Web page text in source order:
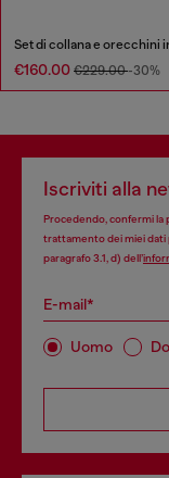
€160.00 €229.00-30%
Iscriviti alla
Procedendo, confermi la
trattamento dei miei dati
paragrafo 3.1, d) dell’
E-mail*
Uomo